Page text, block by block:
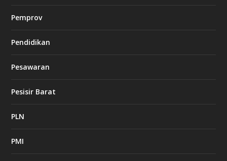
Pemprov
Pendidikan
Pesawaran
Pesisir Barat
PLN
PMI